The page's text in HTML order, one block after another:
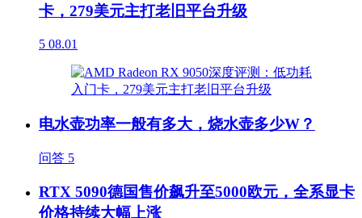
卡，279美元主打老旧平台升级
5 08.01
电水壶功率一般有多大，烧水壶多少W？
问答 5
RTX 5090德国售价飙升至5000欧元，全系显卡
价格持续大幅上涨